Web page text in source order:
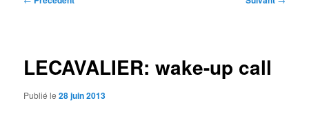
LECAVALIER: wake-up call
Publié le28 juin 2013